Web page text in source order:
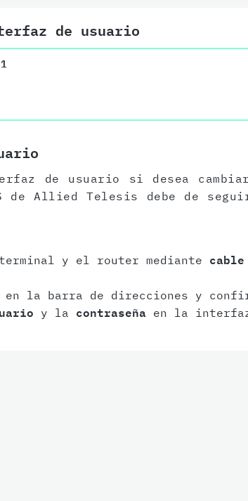
de usuario
de usuario si desea
de Allied Telesis debe de
y el router mediante
en la barra de direcciones y
y la contraseña en la